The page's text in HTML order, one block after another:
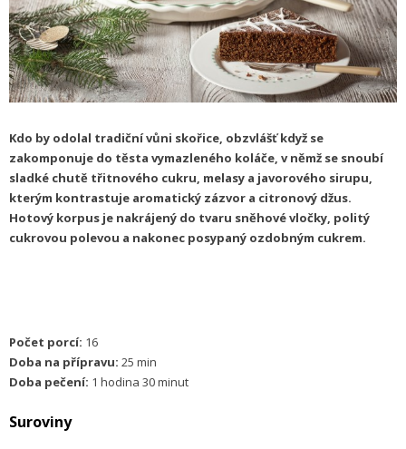
Kdo by odolal tradiční vůni skořice, obzvlášť když se
zakomponuje do těsta vymazleného koláče, v němž se snoubí
sladké chutě třitnového cukru, melasy a javorového sirupu,
kterým kontrastuje aromatický zázvor a citronový džus.
Hotový korpus je nakrájený do tvaru sněhové vločky, politý
cukrovou polevou a nakonec posypaný ozdobným cukrem.
Počet porcí: 16
Doba na přípravu: 25 min
Doba pečení: 1 hodina 30 minut
Suroviny